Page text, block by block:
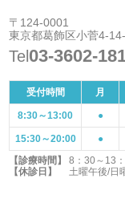
〒124-0001
東京都葛飾区小菅4-
Tel 03-3602-
受付時間 月
8:30～13:00 ●
15:30～20:00 ●
【診療時間】
8：30～13
【休診日】
土曜午後/日